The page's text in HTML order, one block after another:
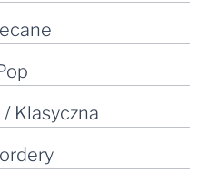
/ Klasyczna